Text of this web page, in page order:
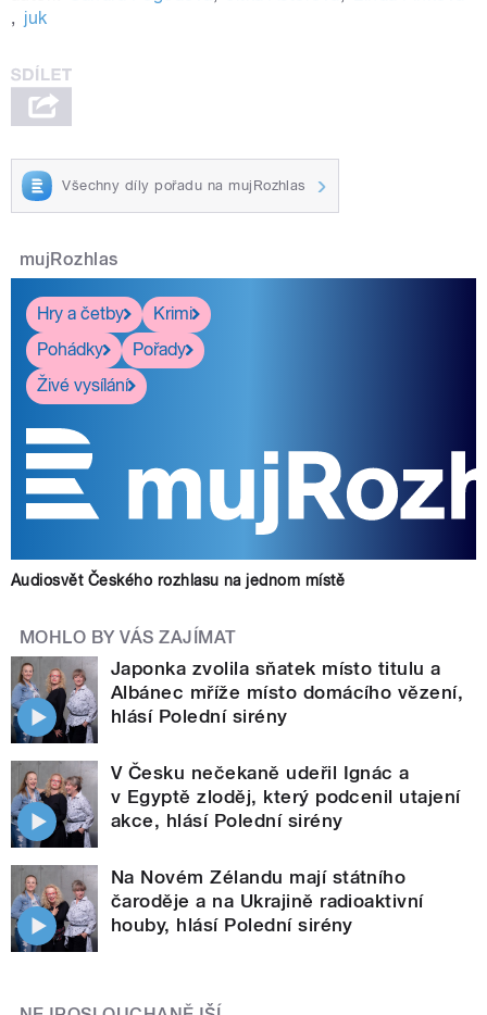
, juk
Všechny díly pořadu na mujRozhlas
mujRozhlas
Hry a četby
Krimi
Pohádky
Pořady
Živé vysílání
Audiosvět Českého rozhlasu na jednom místě
MOHLO BY VÁS ZAJÍMAT
Japonka zvolila sňatek místo titulu a
Albánec mříže místo domácího vězení,
hlásí Polední sirény
V Česku nečekaně udeřil Ignác a
v Egyptě zloděj, který podcenil utajení
akce, hlásí Polední sirény
Na Novém Zélandu mají státního
čaroděje a na Ukrajině radioaktivní
houby, hlásí Polední sirény